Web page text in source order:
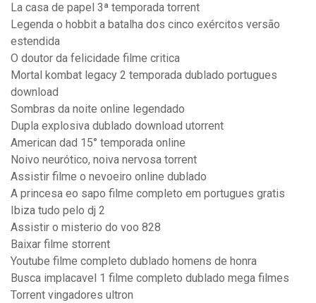
La casa de papel 3ª temporada torrent
Legenda o hobbit a batalha dos cinco exércitos versão
estendida
O doutor da felicidade filme critica
Mortal kombat legacy 2 temporada dublado portugues
download
Sombras da noite online legendado
Dupla explosiva dublado download utorrent
American dad 15° temporada online
Noivo neurótico, noiva nervosa torrent
Assistir filme o nevoeiro online dublado
A princesa eo sapo filme completo em portugues gratis
Ibiza tudo pelo dj 2
Assistir o misterio do voo 828
Baixar filme storrent
Youtube filme completo dublado homens de honra
Busca implacavel 1 filme completo dublado mega filmes
Torrent vingadores ultron